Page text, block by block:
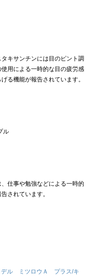
キサンチンには目のピント調
用による一時的な目の疲労感
る機能が報告されています。
ル
仕事や勉強などによる一時的
されています。
デル ミツロウＡ プラス/キ